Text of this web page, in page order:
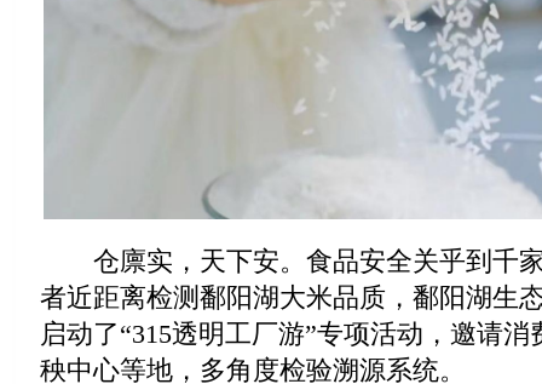
仓廪实，天下安。食品安全关乎到千
者近距离检测鄱阳湖大米品质，鄱阳湖生
启动了“315透明工厂游”专项活动，邀请
秧中心等地，多角度检验溯源系统。